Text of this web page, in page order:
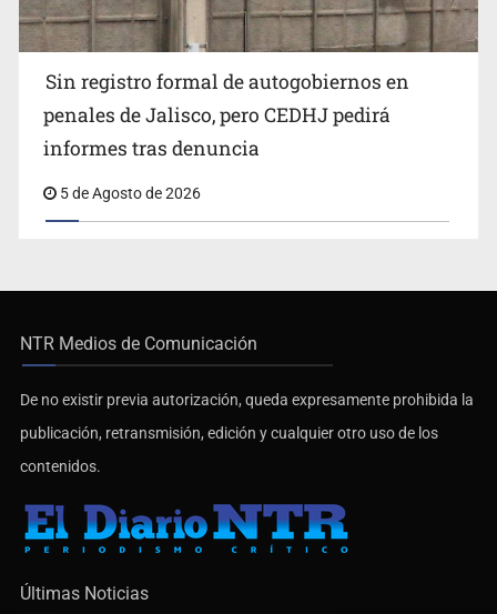
Sin registro formal de autogobiernos en
penales de Jalisco, pero CEDHJ pedirá
informes tras denuncia
5 de Agosto de 2026
NTR Medios de Comunicación
De no existir previa autorización, queda expresamente prohibida la
publicación, retransmisión, edición y cualquier otro uso de los
contenidos.
Últimas Noticias